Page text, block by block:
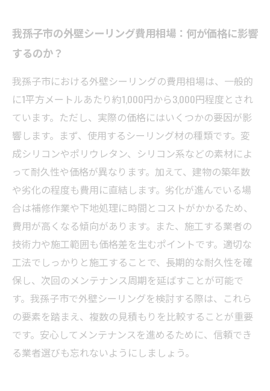
我孫子市の外壁シーリング費用相場：何が価格に影響
するのか？
我孫子市における外壁シーリングの費用相場は、一般的
に1平方メートルあたり約1,000円から3,000円程度とされ
ています。ただし、実際の価格にはいくつかの要因が影
響します。まず、使用するシーリング材の種類です。変
成シリコンやポリウレタン、シリコン系などの素材によ
って耐久性や価格が異なります。加えて、建物の築年数
や劣化の程度も費用に直結します。劣化が進んでいる場
合は補修作業や下地処理に時間とコストがかかるため、
費用が高くなる傾向があります。また、施工する業者の
技術力や施工範囲も価格差を生むポイントです。適切な
工法でしっかりと施工することで、長期的な耐久性を確
保し、次回のメンテナンス周期を延ばすことが可能で
す。我孫子市で外壁シーリングを検討する際は、これら
の要素を踏まえ、複数の見積もりを比較することが重要
です。安心してメンテナンスを進めるために、信頼でき
る業者選びも忘れないようにしましょう。